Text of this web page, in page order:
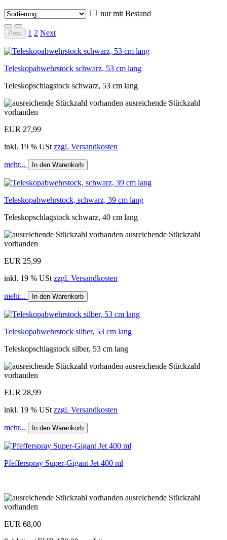
nur mit Bestand
Prev 1 2 Next
Teleskopabwehrstock schwarz, 53 cm lang
Teleskopschlagstock schwarz, 53 cm lang
ausreichende Stückzahl
vorhanden
EUR 27,99
inkl. 19 % USt zzgl. Versandkosten
mehr... In den Warenkorb
Teleskopabwehrstock, schwarz, 39 cm lang
Teleskopschlagstock schwarz, 40 cm lang
ausreichende Stückzahl
vorhanden
EUR 25,99
inkl. 19 % USt zzgl. Versandkosten
mehr... In den Warenkorb
Teleskopabwehrstock silber, 53 cm lang
Teleskopschlagstock silber, 53 cm lang
ausreichende Stückzahl
vorhanden
EUR 28,99
inkl. 19 % USt zzgl. Versandkosten
mehr... In den Warenkorb
Pfefferspray Super-Gigant Jet 400 ml
ausreichende Stückzahl
vorhanden
EUR 68,00